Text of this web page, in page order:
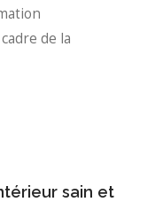
de la
sain et